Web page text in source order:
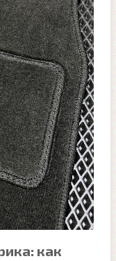
как